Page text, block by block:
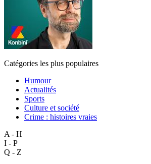
Catégories les plus populaires
Humour
Actualités
Sports
Culture et société
Crime : histoires vraies
A - H
I - P
Q - Z